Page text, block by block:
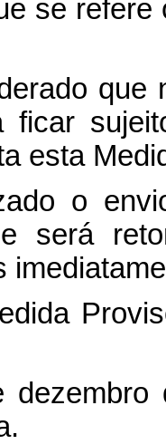
se
que
ficar
esta
o
será
dezembro